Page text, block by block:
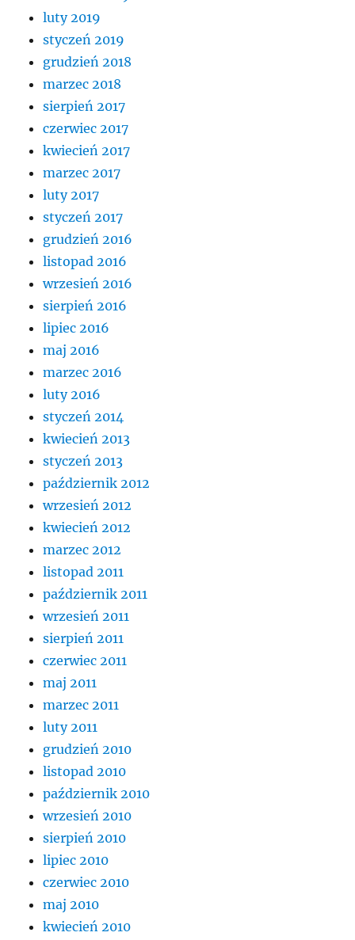
luty 2019
styczeń 2019
grudzień 2018
marzec 2018
sierpień 2017
czerwiec 2017
kwiecień 2017
marzec 2017
luty 2017
styczeń 2017
grudzień 2016
listopad 2016
wrzesień 2016
sierpień 2016
lipiec 2016
maj 2016
marzec 2016
luty 2016
styczeń 2014
kwiecień 2013
styczeń 2013
październik 2012
wrzesień 2012
kwiecień 2012
marzec 2012
listopad 2011
październik 2011
wrzesień 2011
sierpień 2011
czerwiec 2011
maj 2011
marzec 2011
luty 2011
grudzień 2010
listopad 2010
październik 2010
wrzesień 2010
sierpień 2010
lipiec 2010
czerwiec 2010
maj 2010
kwiecień 2010